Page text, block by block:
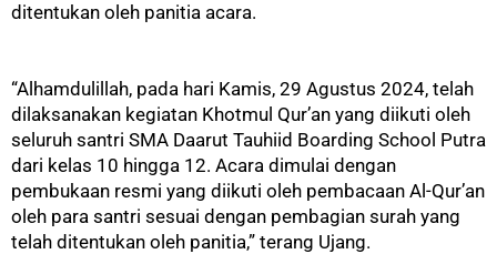
ditentukan oleh panitia acara.
“Alhamdulillah, pada hari Kamis, 29 Agustus 2024, telah
dilaksanakan kegiatan Khotmul Qur’an yang diikuti oleh
seluruh santri SMA Daarut Tauhiid Boarding School Putra
dari kelas 10 hingga 12. Acara dimulai dengan
pembukaan resmi yang diikuti oleh pembacaan Al-Qur’an
oleh para santri sesuai dengan pembagian surah yang
telah ditentukan oleh panitia,” terang Ujang.